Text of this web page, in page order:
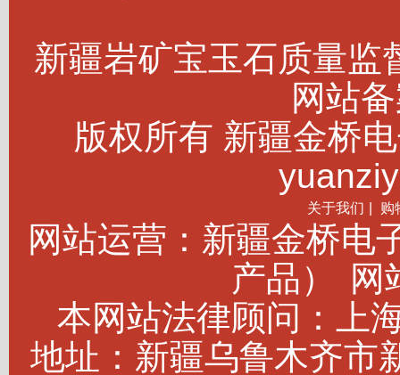
新疆岩矿宝玉石质量监
网站
版权所有 新疆金桥
关于我们 购
网站运营：新疆金桥电
产品）
网
本网站法律顾问：上
地址：新疆乌鲁木齐市